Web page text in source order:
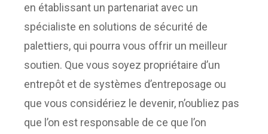
en établissant un partenariat avec un
spécialiste en solutions de sécurité de
palettiers, qui pourra vous offrir un meilleur
soutien. Que vous soyez propriétaire d’un
entrepôt et de systèmes d’entreposage ou
que vous considériez le devenir, n’oubliez pas
que l’on est responsable de ce que l’on